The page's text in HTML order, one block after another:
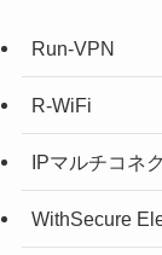
Run-VPN
R-WiFi
IPマルチコネ
WithSecure